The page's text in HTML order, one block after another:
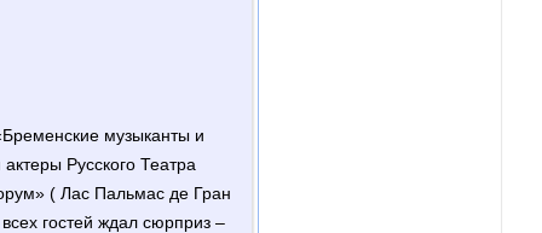
музыканты и
Русского Театра
( Лас Пальмас де Гран
гостей ждал сюрприз –